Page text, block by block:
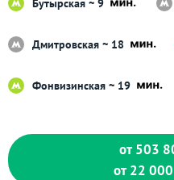
Бутырская ~ 9
Дмитровская ~ 18
Фонвизинская ~ 19
от 503
от 22 000